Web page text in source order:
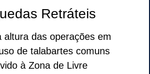
Retráteis
altura das operações em
de talabartes comuns
à Zona de Livre